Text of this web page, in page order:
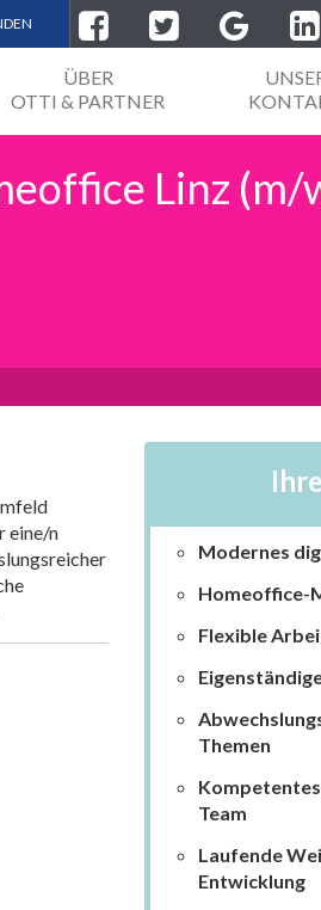
ÜBER
OTTI & PARTNER
Linz (m/
eine/n
Modernes
Homeoffice-
Flexible
Themen
Team
Laufende
Entwicklung